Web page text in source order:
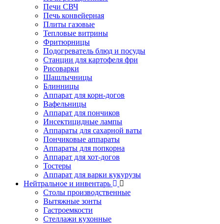
Печи СВЧ
Печь конвейерная
Плиты газовые
Тепловые витрины
Фритюрницы
Подогреватель блюд и посуды
Станции для картофеля фри
Рисоварки
Шашлычницы
Блинницы
Аппарат для корн-догов
Вафельницы
Аппарат для пончиков
Инсектицидные лампы
Аппараты для сахарной ваты
Пончиковые аппараты
Аппараты для попкорна
Аппарат для хот-догов
Тостеры
Аппарат для варки кукурузы
Нейтральное и инвентарь
Столы производственные
Вытяжные зонты
Гастроемкости
Стеллажи кухонные